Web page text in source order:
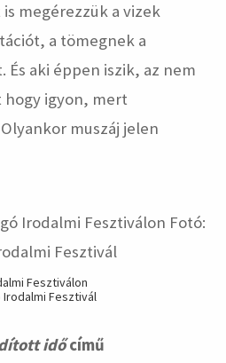
megérezzük a vizek
a tömegnek a
És aki éppen iszik, az nem
igyon, mert
muszáj jelen
Fesztiválon
Fesztivál
időcímű